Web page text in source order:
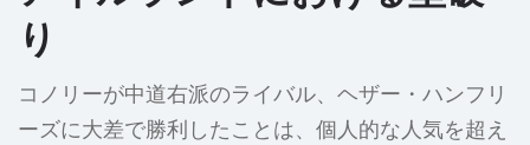
り
コノリーが中道右派のライバル、ヘザー・ハンフリ
ーズに大差で勝利したことは、個人的な人気を超え